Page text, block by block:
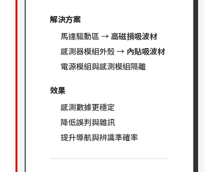
解決方案
馬達驅動區 →高磁損吸波材
感測器模組外殼 → 內貼吸波材
電源模組與感測模組隔離
效果
感測數據更穩定
降低誤判與雜訊
提升導航與辨識準確率